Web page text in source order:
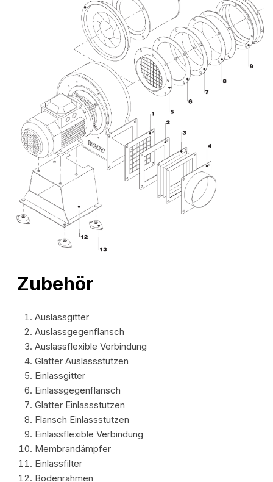
Zubehör
Auslassgitter
Auslassgegenflansch
Auslassflexible Verbindung
Glatter Auslassstutzen
Einlassgitter
Einlassgegenflansch
Glatter Einlassstutzen
Flansch Einlassstutzen
Einlassflexible Verbindung
Membrandämpfer
Einlassfilter
Bodenrahmen